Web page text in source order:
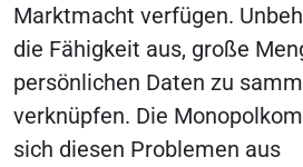
Marktmacht verfügen.
die Fähigkeit aus, große
persönlichen Daten zu
verknüpfen. Die
sich diesen Problemen aus